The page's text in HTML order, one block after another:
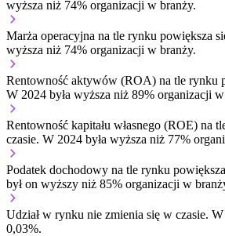
wyższa niż 74% organizacji w branży.
Marża operacyjna na tle rynku powiększa
wyższa niż 74% organizacji w branży.
Rentowność aktywów (ROA) na tle rynku
W 2024 była wyższa niż 89% organizacji
Rentowność kapitału własnego (ROE) na
czasie. W 2024 była wyższa niż 77%
Podatek dochodowy na tle rynku
był on wyższy niż 85% organizacji w
Udział w rynku nie zmienia się w czasie. W
0,03%.